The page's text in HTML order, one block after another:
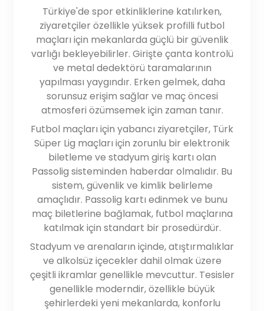
Türkiye'de spor etkinliklerine katılırken,
ziyaretçiler özellikle yüksek profilli futbol
maçları için mekanlarda güçlü bir güvenlik
varlığı bekleyebilirler. Girişte çanta kontrolü
ve metal dedektörü taramalarının
yapılması yaygındır. Erken gelmek, daha
sorunsuz erişim sağlar ve maç öncesi
atmosferi özümsemek için zaman tanır.
Futbol maçları için yabancı ziyaretçiler, Türk
Süper Lig maçları için zorunlu bir elektronik
biletleme ve stadyum giriş kartı olan
Passolig sisteminden haberdar olmalıdır. Bu
sistem, güvenlik ve kimlik belirleme
amaçlıdır. Passolig kartı edinmek ve bunu
maç biletlerine bağlamak, futbol maçlarına
katılmak için standart bir prosedürdür.
Stadyum ve arenaların içinde, atıştırmalıklar
ve alkolsüz içecekler dahil olmak üzere
çeşitli ikramlar genellikle mevcuttur. Tesisler
genellikle moderndir, özellikle büyük
şehirlerdeki yeni mekanlarda, konforlu